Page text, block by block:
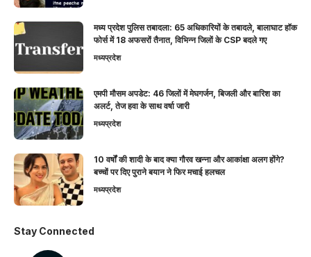
मध्य प्रदेश पुलिस तबादला: 65 अधिकारियों के तबादले, बालाघाट हॉक
फोर्स में 18 अफसरों तैनात, विभिन्न जिलों के CSP बदले गए
मध्यप्रदेश
एमपी मौसम अपडेट: 46 जिलों में मेघगर्जन, बिजली और बारिश का
अलर्ट, तेज हवा के साथ वर्षा जारी
मध्यप्रदेश
10 वर्षों की शादी के बाद क्या गौरव खन्ना और आकांक्षा अलग होंगे?
बच्चों पर दिए पुराने बयान ने फिर मचाई हलचल
मध्यप्रदेश
Stay Connected